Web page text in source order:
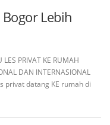
Lebih
PRIVAT KE RUMAH
DAN INTERNASIONAL
privat datang KE rumah di